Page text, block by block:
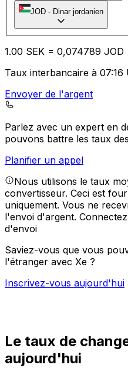
JOD - Dinar jordanien
1.00 SEK = 0,074789 JOD
Taux interbancaire à 07:16
Envoyer de l'argent
Parlez avec un expert en
pouvons battre les taux
Planifier un appel
Nous utilisons le taux
convertisseur. Ceci est
uniquement. Vous ne
l'envoi d'argent.
d'envoi
Saviez-vous que vous
l'étranger avec Xe ?
Inscrivez-vous aujourd'hui
Le taux de
aujourd'hui